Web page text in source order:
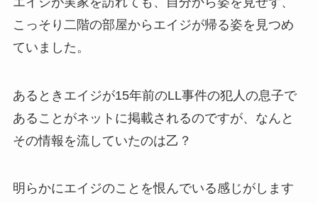
こっそり二階の部屋からエイジが帰る姿を見つめ
ていました。
あるときエイジが15年前のLL事件の犯人の息子で
あることがネットに掲載されるのですが、なんと
その情報を流していたのは乙？
明らかにエイジのことを恨んでいる感じがします